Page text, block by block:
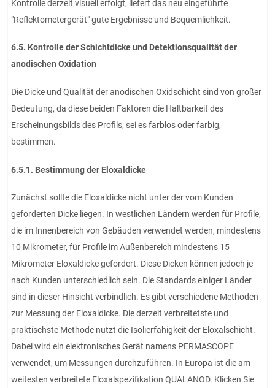
Kontrolle derzeit visuell erfolgt, liefert das neu eingeführte
"Reflektometergerät" gute Ergebnisse und Bequemlichkeit.
6.5. Kontrolle der Schichtdicke und Detektionsqualität der
anodischen Oxidation
Die Dicke und Qualität der anodischen Oxidschicht sind von großer
Bedeutung, da diese beiden Faktoren die Haltbarkeit des
Erscheinungsbilds des Profils, sei es farblos oder farbig,
bestimmen.
6.5.1. Bestimmung der Eloxaldicke
Zunächst sollte die Eloxaldicke nicht unter der vom Kunden
geforderten Dicke liegen. In westlichen Ländern werden für Profile,
die im Innenbereich von Gebäuden verwendet werden, mindestens
10 Mikrometer, für Profile im Außenbereich mindestens 15
Mikrometer Eloxaldicke gefordert. Diese Dicken können jedoch je
nach Kunden unterschiedlich sein. Die Standards einiger Länder
sind in dieser Hinsicht verbindlich. Es gibt verschiedene Methoden
zur Messung der Eloxaldicke. Die derzeit verbreitetste und
praktischste Methode nutzt die Isolierfähigkeit der Eloxalschicht.
Dabei wird ein elektronisches Gerät namens PERMASCOPE
verwendet, um Messungen durchzuführen. In Europa ist die am
weitesten verbreitete Eloxalspezifikation QUALANOD. Klicken Sie